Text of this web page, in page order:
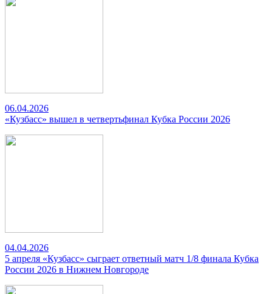
06.04.2026
«Кузбасс» вышел в четвертьфинал Кубка России 2026
04.04.2026
5 апреля «Кузбасс» сыграет ответный матч 1/8 финала Кубка
России 2026 в Нижнем Новгороде